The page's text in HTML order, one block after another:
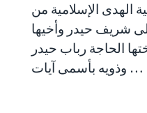
الإسلامية من
شريف حيدر وأخيها
الحاجة رباب حيدر
وذويه بأسمى آيات …